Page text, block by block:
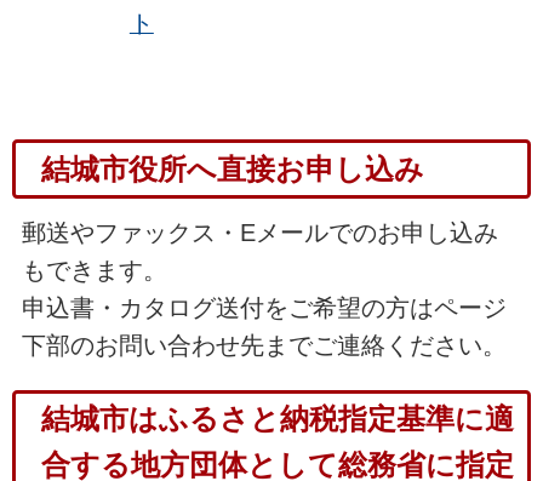
ト
結城市役所へ直接お申し込み
郵送やファックス・Eメールでのお申し込み
もできます。
申込書・カタログ送付をご希望の方はページ
下部のお問い合わせ先までご連絡ください。
結城市はふるさと納税指定基準に適
合する地方団体として総務省に指定